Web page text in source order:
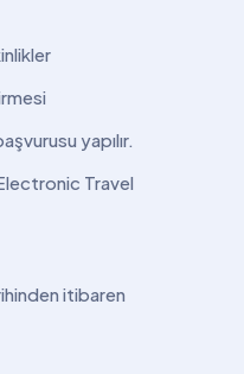
yapılır.
Travel
itibaren